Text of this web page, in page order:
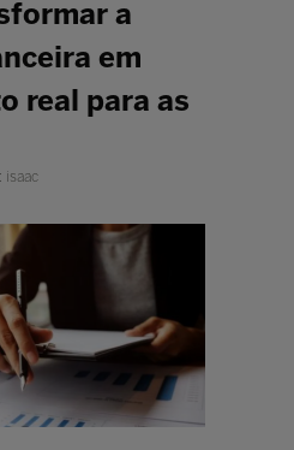
a
em
real para as
isaac